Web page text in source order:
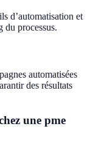
d’automatisation et
du processus.
automatisées
des résultats
une pme